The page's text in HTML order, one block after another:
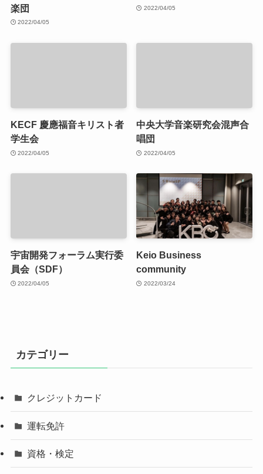
楽団
2022/04/05
2022/04/05
KECF 慶應福音キリスト者
学生会
2022/04/05
中央大学音楽研究会混声合
唱団
2022/04/05
宇宙開発フォーラム実行委
員会（SDF）
2022/04/05
Keio Business
community
2022/03/24
カテゴリー
クレジットカード
運転免許
資格・検定